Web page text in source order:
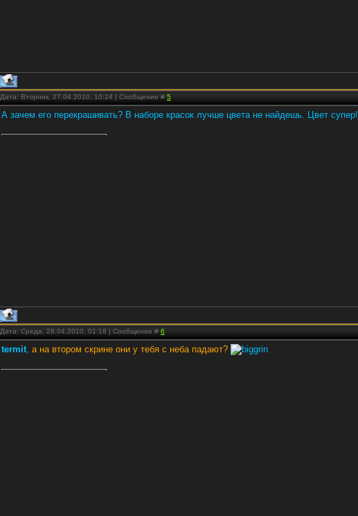
Дата: Вторник, 27.04.2010, 10:24 | Сообщение # 5
А зачем его перекрашивать? В наборе красок лучше цвета не найдешь. Цвет супер!
Дата: Среда, 28.04.2010, 01:18 | Сообщение # 6
termit а на втором скрине они у тебя с неба падают?